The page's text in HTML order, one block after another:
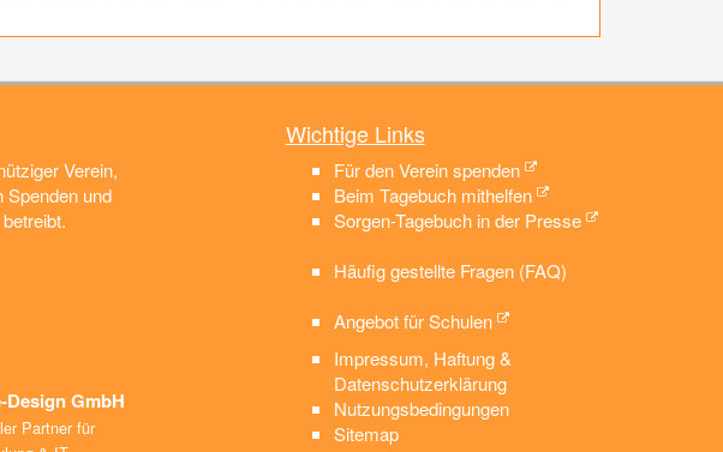
Verein,
Spenden und
GmbH
Partner für
Wichtige Links
Für den Verein spenden
Beim Tagebuch mithelfen
Sorgen-Tagebuch in der Presse
Häufig gestellte Fragen (FAQ)
Angebot für Schulen
Impressum, Haftung &
Datenschutzerklärung
Nutzungsbedingungen
Sitemap